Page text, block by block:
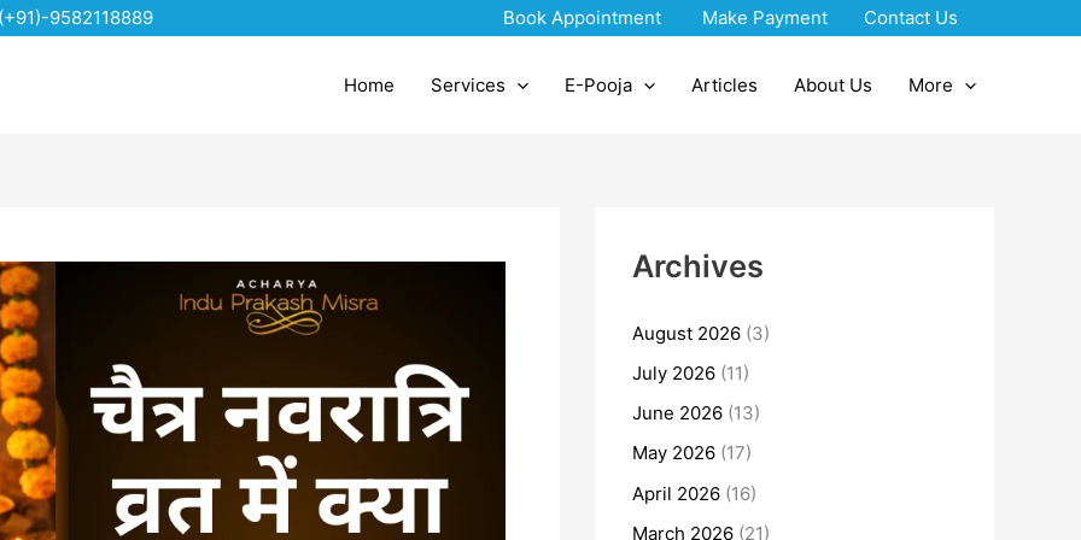
(+91)-9582118889 Book Appointment Make Payment Contact Us
Home Services E-Pooja Articles About Us More
Archives
August 2026 (3)
July 2026 (11)
June 2026 (13)
May 2026 (17)
April 2026 (16)
March 2026 (21)